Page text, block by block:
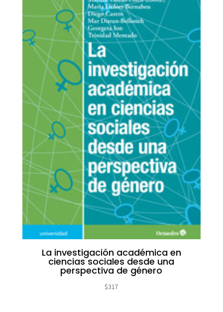
La investigación académica en
ciencias sociales desde una
perspectiva de género
$317